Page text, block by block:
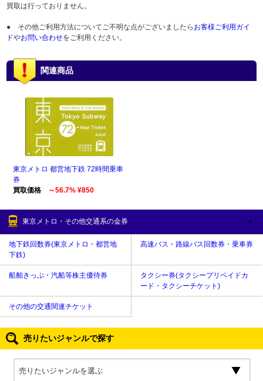
買取は行っておりません。
● その他ご利用方法についてご不明な点がございましたら お客様ご利用ガイ
ドやお問い合わせをご利用ください。
関連商品
東京メトロ 都営地下鉄 72時間乗車
券
買取価格
～56.7% ¥850
東京メトロ・その他交通系の金券
地下鉄回数券(東京メトロ・都営地
下鉄)
高速バス・路線バス回数券・乗車券
船舶きっぷ・汽船等株主優待券
タクシー券(タクシープリペイドカ
ード・タクシーチケット)
その他の交通関連チケット
売りたいジャンルで探す